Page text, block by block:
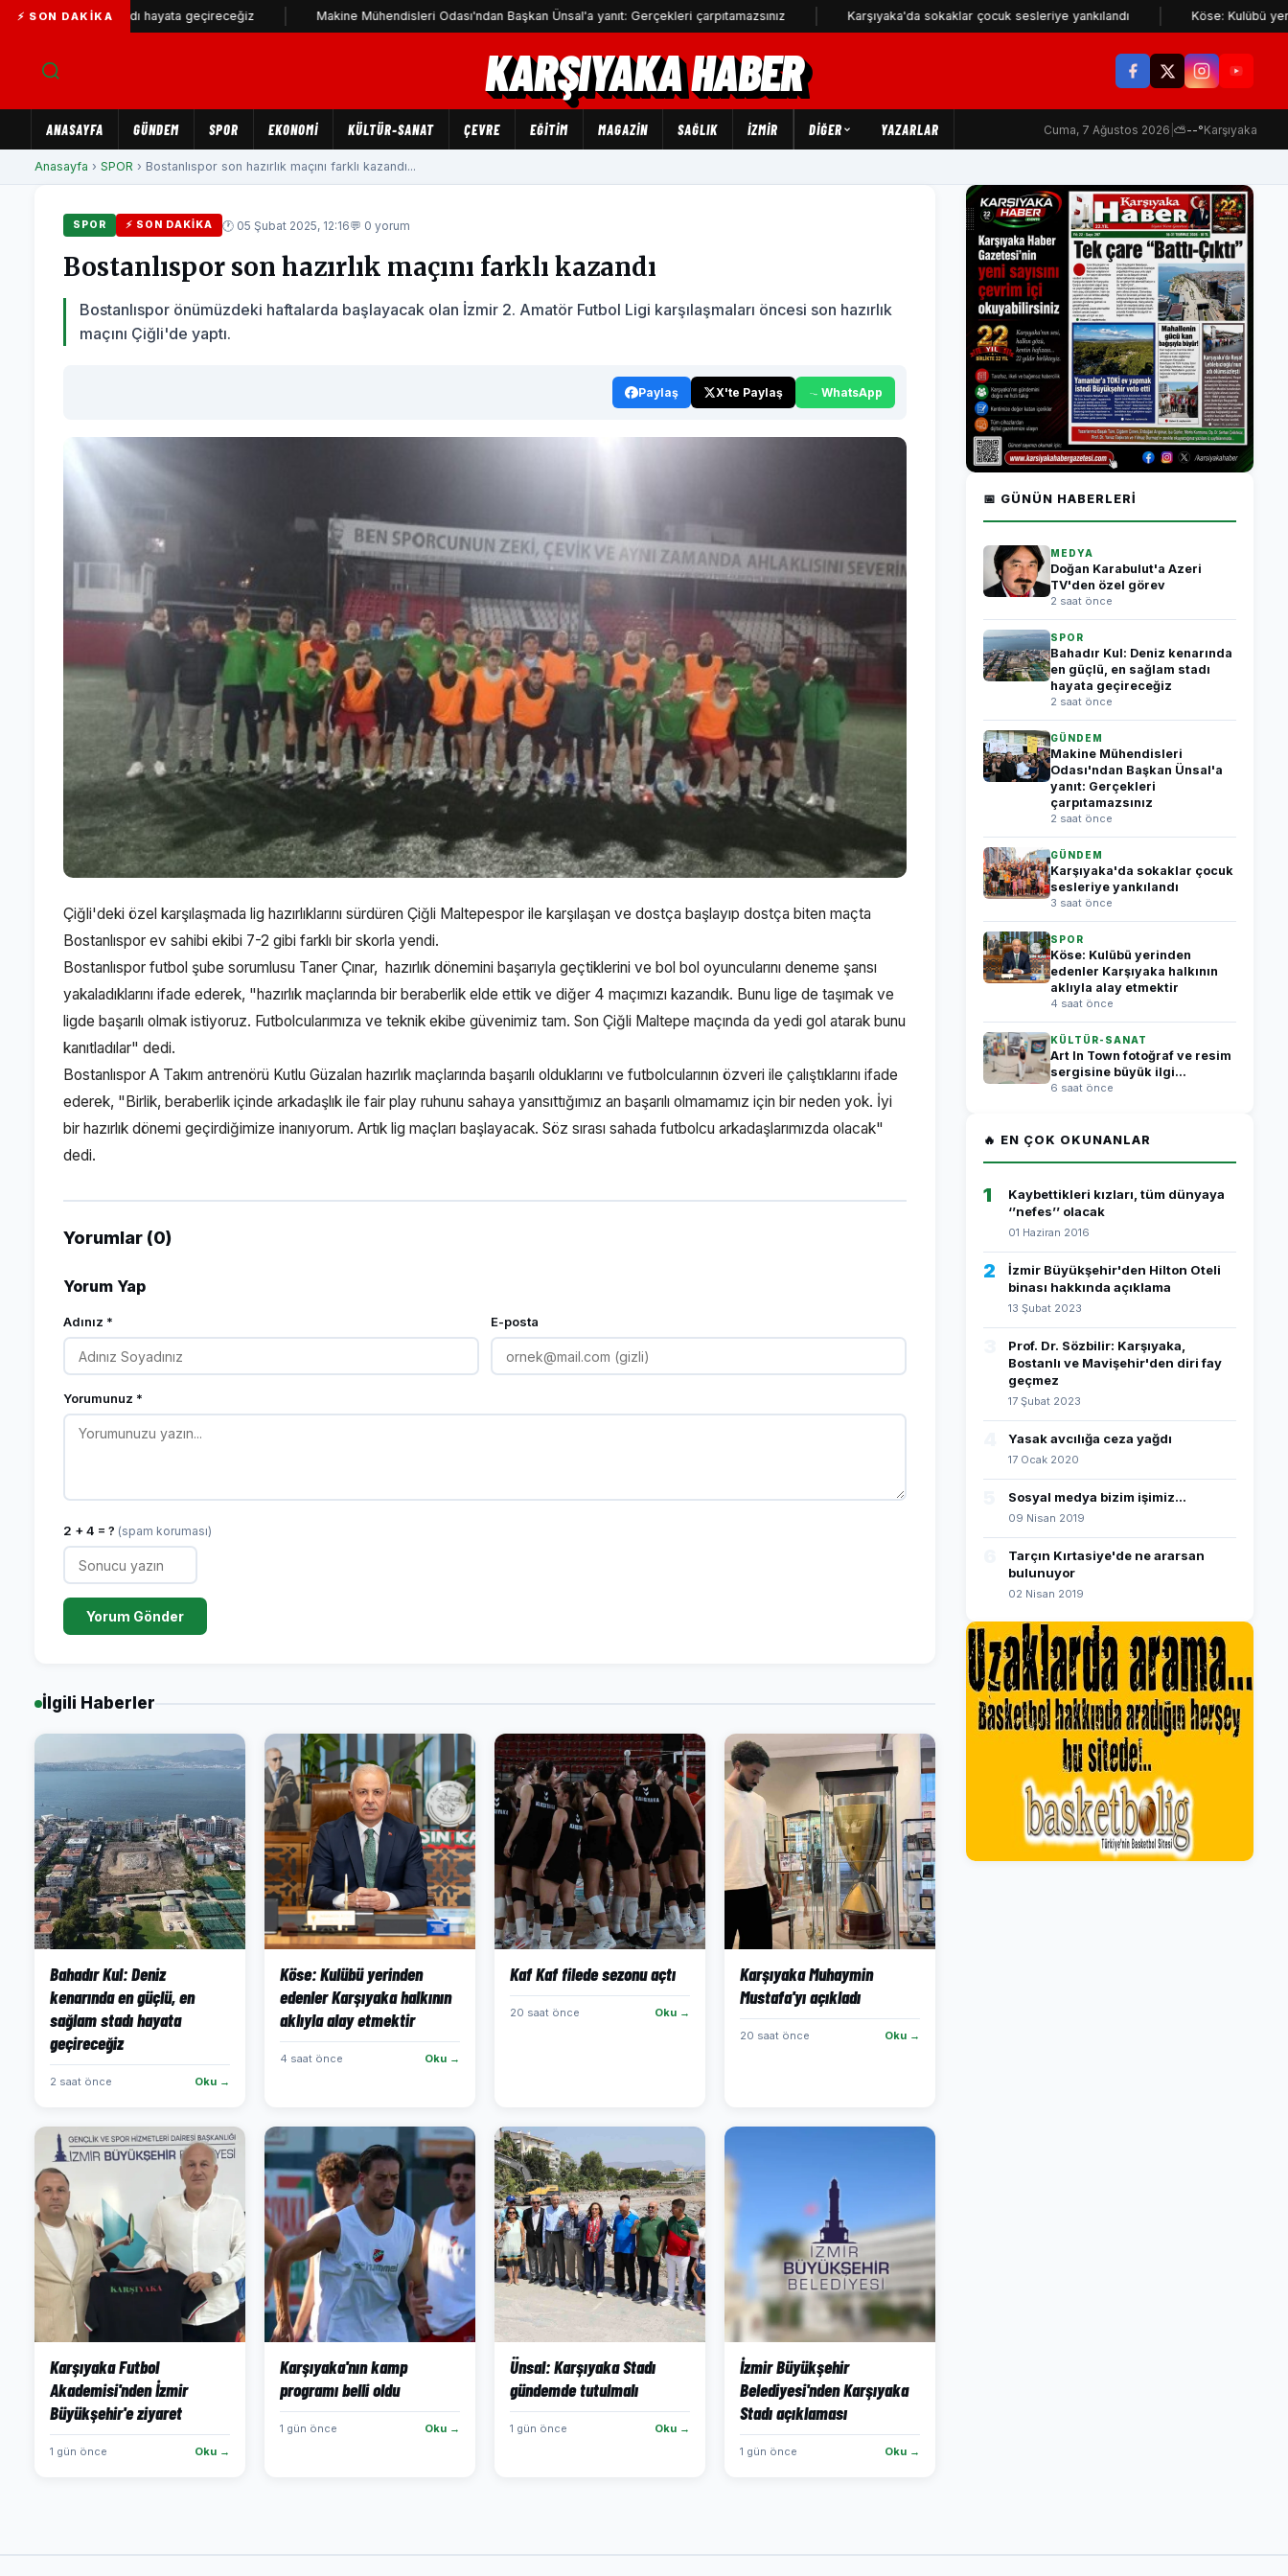
⚡ SON DAKIKA
sağlam stadı hayata geçireceğiz Makine Mühendisleri Odası'ndan Başkan Ünsal'a yanıt: Gerçekleri çarpıtamazsınız Karşıyaka'da sokaklar çocuk sesleriye yankılandı Köse: Kulübü yerinden
KARŞIYAKA HABER
ANASAYFA GÜNDEM SPOR EKONOMİ KÜLTÜR-SANAT ÇEVRE EĞİTİM MAGAZİN SAĞLIK İZMİR DIĞER YAZARLAR Cuma, 7 Ağustos 2026 ⛅--°Karşıyaka
Anasayfa › SPOR › Bostanlıspor son hazırlık maçını farklı kazandı...
SPOR ⚡ SON DAKIKA 🕐 05 Şubat 2025, 12:16💬 0 yorum
Bostanlıspor son hazırlık maçını farklı kazandı
Bostanlıspor önümüzdeki haftalarda başlayacak olan İzmir 2. Amatör Futbol Ligi karşılaşmaları öncesi son hazırlık
maçını Çiğli'de yaptı.
Paylaş X'te Paylaş WhatsApp
Çiğli'deki özel karşılaşmada lig hazırlıklarını sürdüren Çiğli Maltepespor ile karşılaşan ve dostça başlayıp dostça biten maçta
Bostanlıspor ev sahibi ekibi 7-2 gibi farklı bir skorla yendi.
Bostanlıspor futbol şube sorumlusu Taner Çınar, hazırlık dönemini başarıyla geçtiklerini ve bol bol oyuncularını deneme şansı
yakaladıklarını ifade ederek, "hazırlık maçlarında bir beraberlik elde ettik ve diğer 4 maçımızı kazandık. Bunu lige de taşımak ve
ligde başarılı olmak istiyoruz. Futbolcularımıza ve teknik ekibe güvenimiz tam. Son Çiğli Maltepe maçında da yedi gol atarak bunu
kanıtladılar" dedi.
Bostanlıspor A Takım antrenörü Kutlu Güzalan hazırlık maçlarında başarılı olduklarını ve futbolcularının özveri ile çalıştıklarını ifade
ederek, "Birlik, beraberlik içinde arkadaşlık ile fair play ruhunu sahaya yansıttığımız an başarılı olmamamız için bir neden yok. İyi
bir hazırlık dönemi geçirdiğimize inanıyorum. Artık lig maçları başlayacak. Söz sırası sahada futbolcu arkadaşlarımızda olacak"
dedi.
Yorumlar (0)
Yorum Yap
Adınız * E-posta
Yorumunuz *
2 + 4 = ? (spam koruması)
Yorum Gönder
İlgili Haberler
Bahadır Kul: Deniz
kenarında en güçlü, en
sağlam stadı hayata
geçireceğiz
2 saat önce Oku →
Köse: Kulübü yerinden
edenler Karşıyaka halkının
aklıyla alay etmektir
4 saat önce Oku →
Kaf Kaf filede sezonu açtı
20 saat önce Oku →
Karşıyaka Muhaymin
Mustafa'yı açıkladı
20 saat önce Oku →
Karşıyaka Futbol
Akademisi'nden İzmir
Büyükşehir'e ziyaret
1 gün önce Oku →
Karşıyaka'nın kamp
programı belli oldu
1 gün önce Oku →
Ünsal: Karşıyaka Stadı
gündemde tutulmalı
1 gün önce Oku →
İzmir Büyükşehir
Belediyesi'nden Karşıyaka
Stadı açıklaması
1 gün önce Oku →
📅 GÜNÜN HABERLERI
MEDYA
Doğan Karabulut'a Azeri
TV'den özel görev
2 saat önce
SPOR
Bahadır Kul: Deniz kenarında
en güçlü, en sağlam stadı
hayata geçireceğiz
2 saat önce
GÜNDEM
Makine Mühendisleri
Odası'ndan Başkan Ünsal'a
yanıt: Gerçekleri
çarpıtamazsınız
2 saat önce
GÜNDEM
Karşıyaka'da sokaklar çocuk
sesleriye yankılandı
3 saat önce
SPOR
Köse: Kulübü yerinden
edenler Karşıyaka halkının
aklıyla alay etmektir
4 saat önce
KÜLTÜR-SANAT
Art In Town fotoğraf ve resim
sergisine büyük ilgi...
6 saat önce
🔥 EN ÇOK OKUNANLAR
1
Kaybettikleri kızları, tüm dünyaya
‘’nefes’’ olacak
01 Haziran 2016
2
İzmir Büyükşehir'den Hilton Oteli
binası hakkında açıklama
13 Şubat 2023
Prof. Dr. Sözbilir: Karşıyaka,
Bostanlı ve Mavişehir'den diri fay
geçmez
17 Şubat 2023
Yasak avcılığa ceza yağdı
17 Ocak 2020
Sosyal medya bizim işimiz...
09 Nisan 2019
Tarçın Kırtasiye'de ne ararsan
bulunuyor
02 Nisan 2019